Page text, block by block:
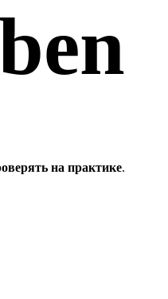
на практике.